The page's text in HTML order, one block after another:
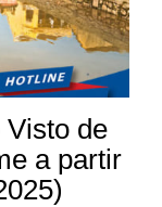
de
a partir